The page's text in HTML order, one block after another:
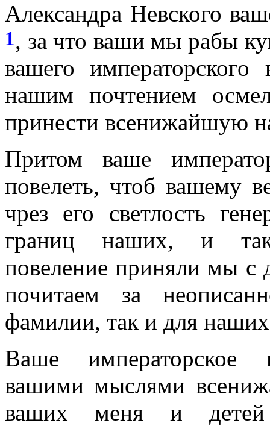
Александра Невского
1, за что ваши мы рабы
вашего императорского
нашим почтением
принести всенижайшую
Притом ваше
повелеть, чтоб вашему
чрез его светлость
границ наших, и
повеление приняли мы с
почитаем за
фамилии, так и для наших
Ваше императорское
вашими мыслями
ваших меня и